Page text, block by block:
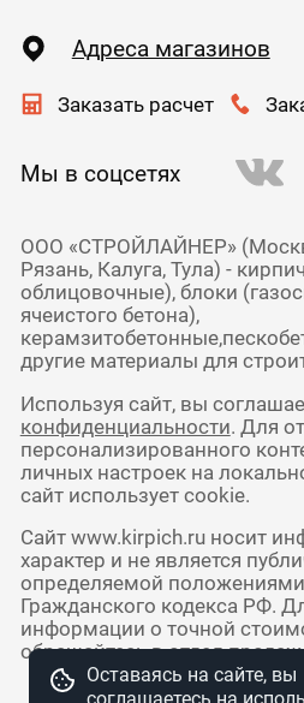
Адреса магазинов
Заказать расчет
Мы в соцсетях
ООО «СТРОЙЛАЙНЕР»
Рязань, Калуга, Тула) -
облицовочные), блоки
ячеистого бетона),
другие материалы для
Используя сайт, вы
конфиденциальности. Для
персонализированного
личных настроек на
сайт использует cookie.
Сайт www.kirpich.ru носит
характер и не является
определяемой
Гражданского кодекса РФ.
информации о точной
обращайтесь в отдел
Оставаясь на сайте, вы